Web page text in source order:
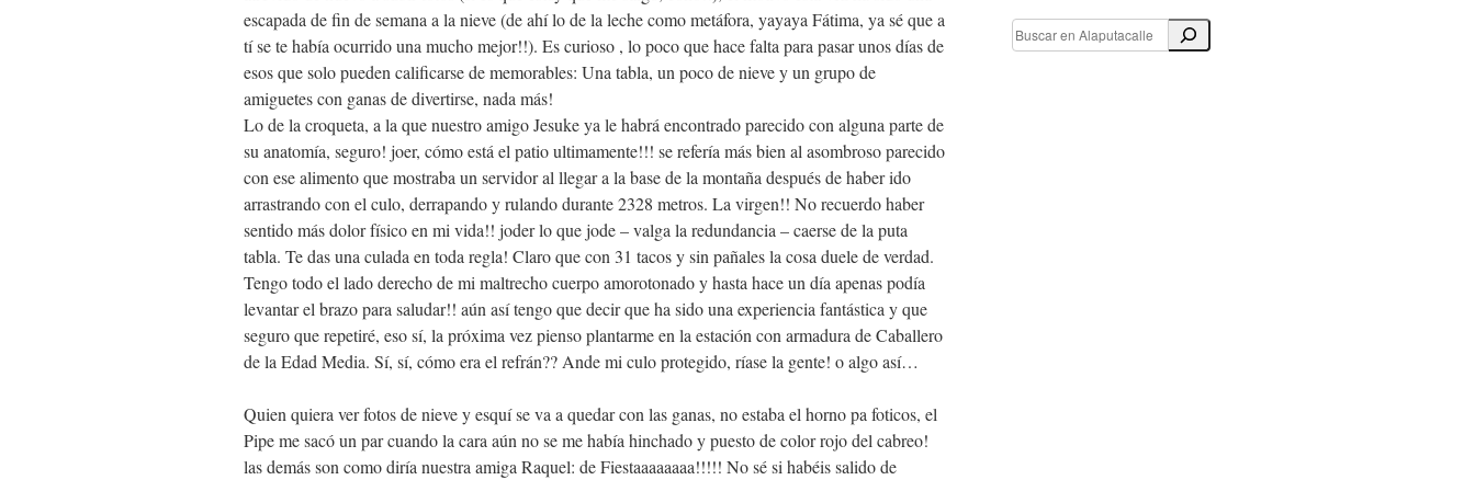
escapada de fin de semana a la nieve (de ahí lo de la leche como metáfora, yayaya Fátima, ya sé que a
tí se te había ocurrido una mucho mejor!!). Es curioso , lo poco que hace falta para pasar unos días de
esos que solo pueden calificarse de memorables: Una tabla, un poco de nieve y un grupo de
amiguetes con ganas de divertirse, nada más!
Lo de la croqueta, a la que nuestro amigo Jesuke ya le habrá encontrado parecido con alguna parte de
su anatomía, seguro! joer, cómo está el patio ultimamente!!! se refería más bien al asombroso parecido
con ese alimento que mostraba un servidor al llegar a la base de la montaña después de haber ido
arrastrando con el culo, derrapando y rulando durante 2328 metros. La virgen!! No recuerdo haber
sentido más dolor físico en mi vida!! joder lo que jode – valga la redundancia – caerse de la puta
tabla. Te das una culada en toda regla! Claro que con 31 tacos y sin pañales la cosa duele de verdad.
Tengo todo el lado derecho de mi maltrecho cuerpo amorotonado y hasta hace un día apenas podía
levantar el brazo para saludar!! aún así tengo que decir que ha sido una experiencia fantástica y que
seguro que repetiré, eso sí, la próxima vez pienso plantarme en la estación con armadura de Caballero
de la Edad Media. Sí, sí, cómo era el refrán?? Ande mi culo protegido, ríase la gente! o algo así…
Quien quiera ver fotos de nieve y esquí se va a quedar con las ganas, no estaba el horno pa foticos, el
Pipe me sacó un par cuando la cara aún no se me había hinchado y puesto de color rojo del cabreo!
las demás son como diría nuestra amiga Raquel: de Fiestaaaaaaaa!!!!! No sé si habéis salido de